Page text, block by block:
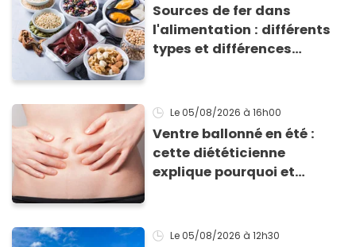
Sources de fer dans
l'alimentation : différents
types et différences
Le 05/08/2026 à 16h00
Ventre ballonné en été :
cette diététicienne
explique pourquoi et
Le 05/08/2026 à 12h30